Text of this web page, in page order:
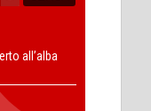
all’alba